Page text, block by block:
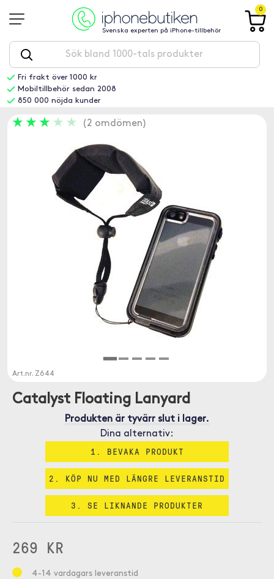
Svenska experten på iPhone-tillbehör
0
Fri frakt över 1000 kr
Mobiltillbehör sedan 2008
850 000 nöjda kunder
2 omdömen
Art.nr. Z644
Catalyst Floating Lanyard
Produkten är tyvärr slut i lager.
Dina alternativ:
1. BEVAKA PRODUKT
2. KÖP NU MED LÄNGRE LEVERANSTID
3. SE LIKNANDE PRODUKTER
269 KR
4-14 vardagars leveranstid